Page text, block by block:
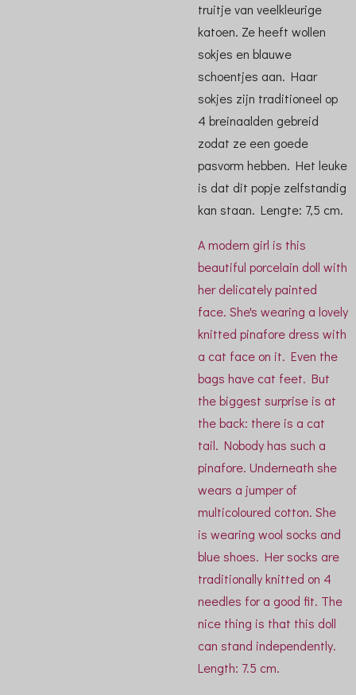
truitje van veelkleurige
katoen. Ze heeft wollen
sokjes en blauwe
schoentjes aan. Haar
sokjes zijn traditioneel op
4 breinaalden gebreid
zodat ze een goede
pasvorm hebben. Het leuke
is dat dit popje zelfstandig
kan staan. Lengte: 7,5 cm.
A modern girl is this
beautiful porcelain doll with
her delicately painted
face. She's wearing a lovely
knitted pinafore dress with
a cat face on it. Even the
bags have cat feet. But
the biggest surprise is at
the back: there is a cat
tail. Nobody has such a
pinafore. Underneath she
wears a jumper of
multicoloured cotton. She
is wearing wool socks and
blue shoes. Her socks are
traditionally knitted on 4
needles for a good fit. The
nice thing is that this doll
can stand independently.
Length: 7.5 cm.